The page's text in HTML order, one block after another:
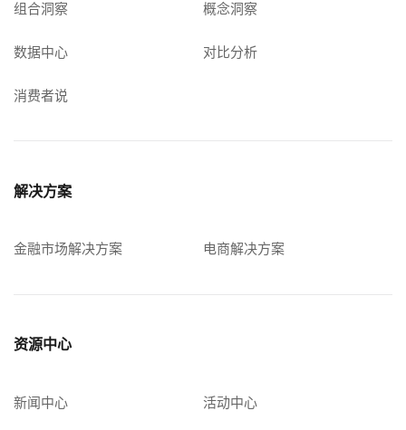
组合洞察 概念洞察
数据中心 对比分析
消费者说
解决方案
金融市场解决方案 电商解决方案
资源中心
新闻中心 活动中心